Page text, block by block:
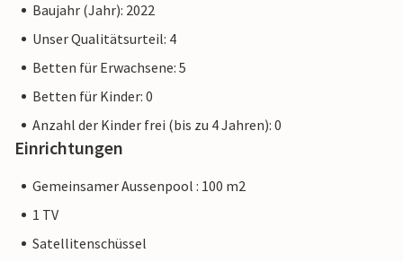
Baujahr (Jahr): 2022
Unser Qualitätsurteil: 4
Betten für Erwachsene: 5
Betten für Kinder: 0
Anzahl der Kinder frei (bis zu 4 Jahren): 0
Einrichtungen
Gemeinsamer Aussenpool : 100 m2
1 TV
Satellitenschüssel